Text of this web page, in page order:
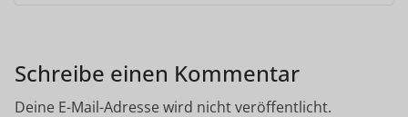
Schreibe einen Kommentar
Deine E-Mail-Adresse wird nicht veröffentlicht.